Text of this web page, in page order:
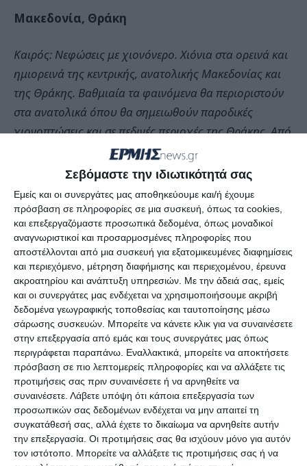
Σεβόμαστε την ιδιωτικότητά σας
Εμείς και οι συνεργάτες μας αποθηκεύουμε και/ή έχουμε
πρόσβαση σε πληροφορίες σε μια συσκευή, όπως τα cookies,
και επεξεργαζόμαστε προσωπικά δεδομένα, όπως μοναδικοί
αναγνωριστικοί και προσαρμοσμένες πληροφορίες που
αποστέλλονται από μια συσκευή για εξατομικευμένες διαφημίσεις
και περιεχόμενο, μέτρηση διαφήμισης και περιεχομένου, έρευνα
ακροατηρίου και ανάπτυξη υπηρεσιών. Με την άδειά σας, εμείς
και οι συνεργάτες μας ενδέχεται να χρησιμοποιήσουμε ακριβή
δεδομένα γεωγραφικής τοποθεσίας και ταυτοποίησης μέσω
σάρωσης συσκευών. Μπορείτε να κάνετε κλικ για να συναινέσετε
στην επεξεργασία από εμάς και τους συνεργάτες μας όπως
περιγράφεται παραπάνω. Εναλλακτικά, μπορείτε να αποκτήσετε
πρόσβαση σε πιο λεπτομερείς πληροφορίες και να αλλάξετε τις
προτιμήσεις σας πριν συναινέσετε ή να αρνηθείτε να
συναινέσετε. Λάβετε υπόψη ότι κάποια επεξεργασία των
προσωπικών σας δεδομένων ενδέχεται να μην απαιτεί τη
συγκατάθεσή σας, αλλά έχετε το δικαίωμα να αρνηθείτε αυτήν
την επεξεργασία. Οι προτιμήσεις σας θα ισχύουν μόνο για αυτόν
τον ιστότοπο. Μπορείτε να αλλάξετε τις προτιμήσεις σας ή να
Μακεδονία, Θράκη
Καιρός: Νεφώσεις με χιονόνερο. Χιόνια στα ορεινά και
ημιορεινά της κεντρικής, ανατολικής Μακεδονίας και
της Θράκης. Βαθμιαία τα φαινόμενα θα περιοριστούν
στα ανατολικά όπου θα σημειωθούν παροδικές
χιονοπτώσεις και σε πεδινές περιοχές της Θράκης. Από
απόγευμα και από τα δυτικά βελτίωση.
Ανεμοι: Από βόρειες διευθύνσεις 4-6 μποφόρ, στα
ανατολικά 7 μποφόρ με εξασθένηση.
Θερμοκρασία: Από 2 έως 6 βαθμούς Κελσίου. Στη
δυτική Μακεδονία κατά τόπους 4-5 βαθμούς
χαμηλότερη.
Νησιά Ιονίου, Ηπειρος, δυτική Στερεά, δυτική
Πελοπόννησος
Καιρός: Λίγες νεφώσεις κατά τόπους αυξημένες κυρίως
στα νότια τις πρωινές ώρες, όπου είναι πιθανό να
σημειωθούν τοπικές βροχές. Βαθμιαία βελτίωση.